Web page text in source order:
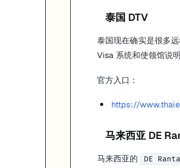
不建议一上来就按“长期数字游民生活”去规划。更稳的
泰国 DTV
泰国现在确实是很多
Visa 系统和使领馆说
官方入口：
https://
马来西亚 DE
马来西亚的 DE